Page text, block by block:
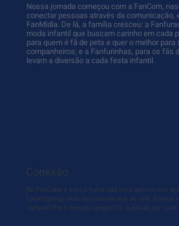
Nossa jornada começou com a FanCom,
conectar pessoas através da comunicação,
FanMídia. De lá, a família cresceu: a
moda infantil que buscam carinho em cada
para quem é fã de pets e quer o melhor para
companheiros; e a Fanfurinhas, para os fãs
levam a diversão a cada festa infantil.
Conexão
Na FanCorp, a nossa força não está apenas nas
construímos, mas na conexão que as une. Somos
compartilha o mesmo propósito: a paixão por criar